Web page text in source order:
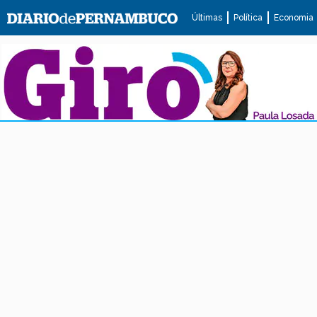
Últimas Política Economia